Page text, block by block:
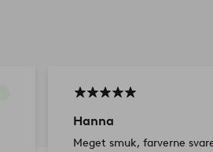
Hanna
Meget smuk, farverne